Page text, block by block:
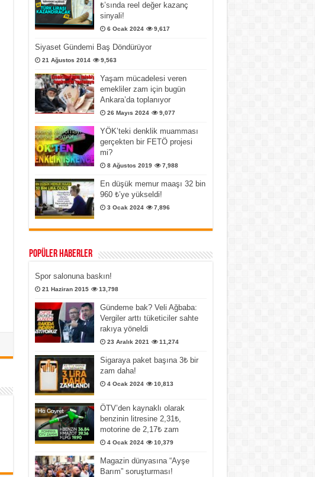
₺’sında reel değer kazanç
sinyali!
6 Ocak 2024 9,617
Siyaset Gündemi Baş Döndürüyor
21 Ağustos 2014 9,563
Yaşam mücadelesi veren
emekliler zam için bugün
Ankara’da toplanıyor
26 Mayıs 2024 9,077
YÖK’teki denklik muamması
gerçekten bir FETÖ projesi
mi?
8 Ağustos 2019 7,988
En düşük memur maaşı 32 bin
960 ₺’ye yükseldi!
3 Ocak 2024 7,896
Popüler Haberler
Spor salonuna baskın!
21 Haziran 2015 13,798
Gündeme bak? Veli Ağbaba:
Vergiler arttı tüketiciler sahte
rakıya yöneldi
23 Aralık 2021 11,274
Sigaraya paket başına 3₺ bir
zam daha!
4 Ocak 2024 10,813
ÖTV’den kaynaklı olarak
benzinin litresine 2,31₺,
motorine de 2,17₺ zam
4 Ocak 2024 10,379
Magazin dünyasına “Ayşe
Barım” soruşturması!